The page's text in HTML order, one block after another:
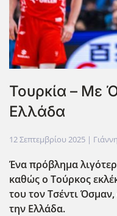
Τουρκία – Με
Ελλάδα
12 Σεπτεμβρίου 2025 |
Ένα πρόβλημα
καθώς ο Τούρκος
του τον Τσέντι
την Ελλάδα.